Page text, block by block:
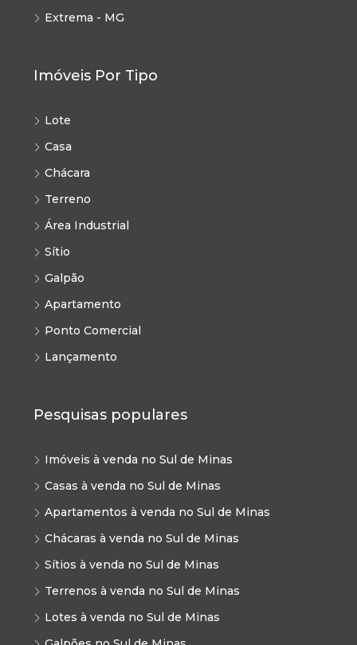
Extrema - MG
Imóveis Por Tipo
Lote
Casa
Chácara
Terreno
Área Industrial
Sítio
Galpão
Apartamento
Ponto Comercial
Lançamento
Pesquisas populares
Imóveis à venda no Sul de Minas
Casas à venda no Sul de Minas
Apartamentos à venda no Sul de Minas
Chácaras à venda no Sul de Minas
Sítios à venda no Sul de Minas
Terrenos à venda no Sul de Minas
Lotes à venda no Sul de Minas